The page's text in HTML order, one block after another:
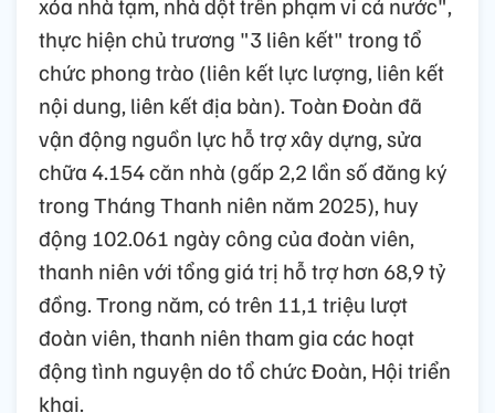
thực hiện chủ trương "3 liên kết" trong tổ
chức phong trào (liên kết lực lượng, liên kết
nội dung, liên kết địa bàn). Toàn Đoàn đã
vận động nguồn lực hỗ trợ xây dựng, sửa
chữa 4.154 căn nhà (gấp 2,2 lần số đăng ký
trong Tháng Thanh niên năm 2025), huy
động 102.061 ngày công của đoàn viên,
thanh niên với tổng giá trị hỗ trợ hơn 68,9 tỷ
đồng. Trong năm, có trên 11,1 triệu lượt
đoàn viên, thanh niên tham gia các hoạt
động tình nguyện do tổ chức Đoàn, Hội triển
khai.